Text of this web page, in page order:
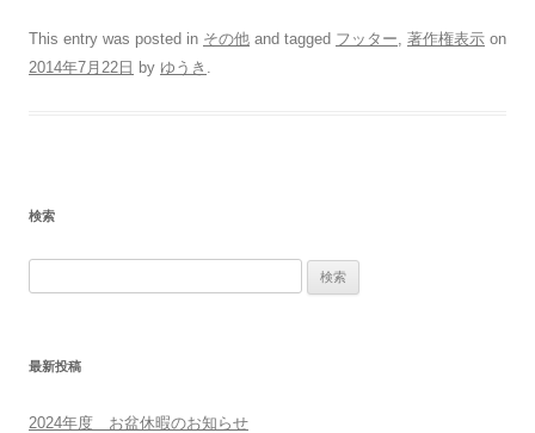
This entry was posted in その他 and tagged フッター, 著作権表示 on
2014年7月22日 by ゆうき .
検索
最新投稿
2024年度 お盆休暇のお知らせ